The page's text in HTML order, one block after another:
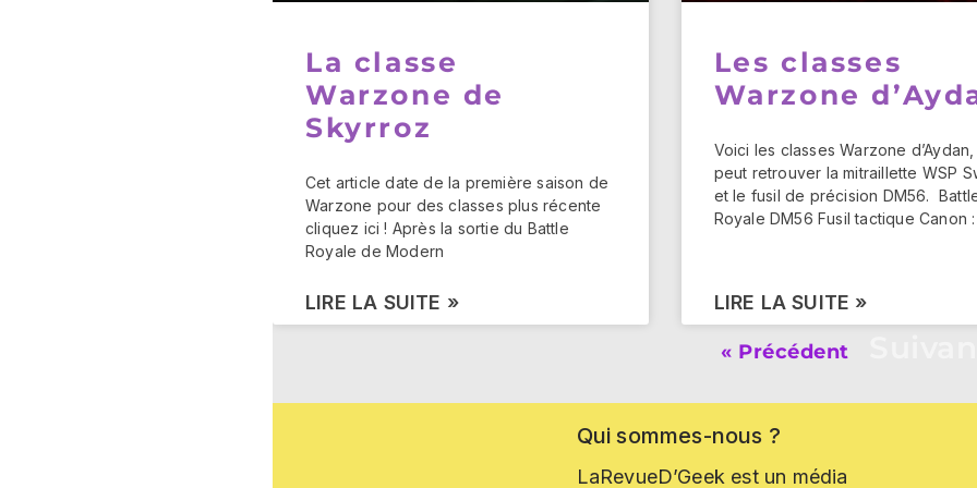
La classe
Warzone de
Skyrroz
Cet article date de la première saison de
Warzone pour des classes plus récente
cliquez ici ! Après la sortie du Battle
Royale de Modern
LIRE LA SUITE »
Les classes
Warzone
Voici les classes Warzone
peut retrouver la mitraillette WSP
et le fusil de précision DM56.
Royale DM56 Fusil tactique Canon :
LIRE LA SUITE »
« Précédent
Qui sommes-nous ?
LaRevueD’Geek est un média